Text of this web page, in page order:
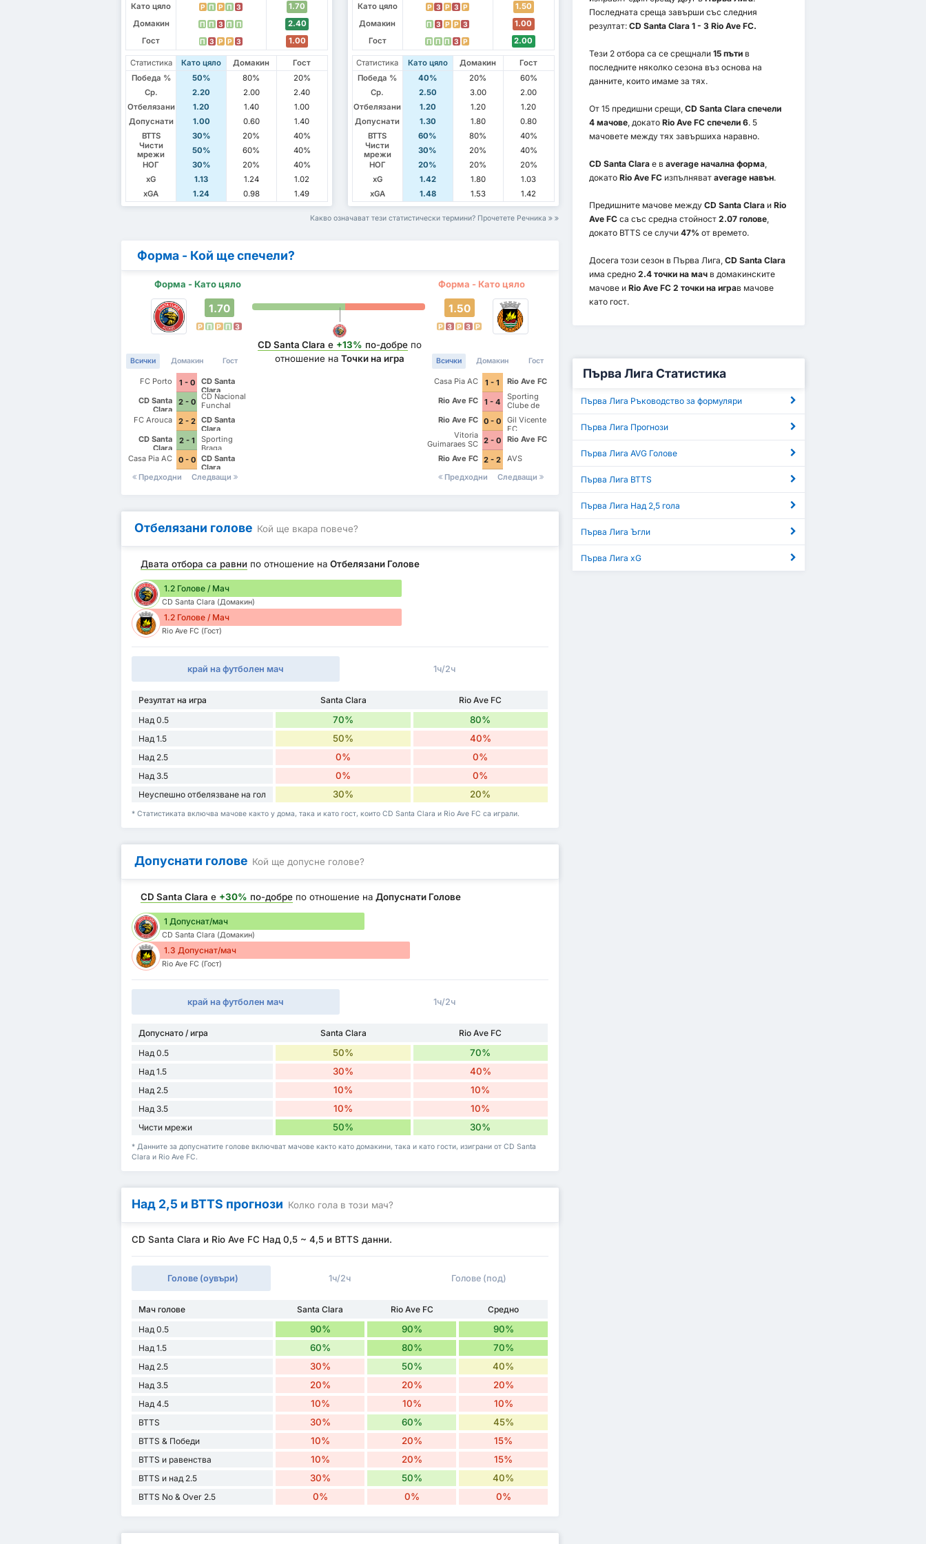
Като цяло
P П P П З
1.70
Домакин
П П З П П
2.40
Гост
П З P P З 1.00
Статистика Като цяло Домакин
Гост
Победа %
50% 80%
20%
Ср.
2.20 2.00
2.40
Отбелязани
1.20 1.40
1.00
Допуснати
1.00 0.60
1.40
BTTS
30% 20%
40%
Чисти
мрежи
50% 60%
40%
НОГ
30% 20%
40%
xG
1.13 1.24
1.02
xGA
1.24 0.98 1.49
Като цяло
P З P З P
1.50
Домакин
П З P P З
1.00
Гост
П П П З P 2.00
Статистика Като цяло Домакин
Гост
Победа %
40% 20%
60%
Ср.
2.50 3.00
2.00
Отбелязани
1.20 1.20
1.20
Допуснати
1.30 1.80
0.80
BTTS
60% 80%
40%
Чисти
мрежи
30% 20%
40%
НОГ
20% 20%
20%
xG
1.42 1.80
1.03
xGA
1.48 1.53 1.42
Какво означават тези статистически термини? Прочетете Речника
Форма - Кой ще спечели?
Форма - Като цяло Форма - Като цяло
1.70
P П P П З
Всички Домакин Гост
FC Porto 1 - 0
CD Santa
Clara
CD Santa
Clara
2 - 0
CD Nacional
Funchal
FC Arouca
2 - 2
CD Santa
Clara
CD Santa
Clara
2 - 1
Sporting
Braga
Casa Pia AC
0 - 0
CD Santa
Clara
Предходни
Следващи
CD Santa Clara е +13% по-добрепо
отношение на Точки на игра
1.50
P З P З P
Всички Домакин Гост
Casa Pia AC 1 - 1
Rio Ave FC
Rio Ave FC
1 - 4
Sporting
Clube de
Portugal
Rio Ave FC 0 - 0
Gil Vicente
FC
Vitoria
Guimaraes SC 2 - 0
Rio Ave FC
Rio Ave FC 2 - 2
AVS
Предходни
Следващи
Отбелязани голове Кой ще вкара повече?
Двата отбора са равни по отношение наОтбелязани Голове
1.2 Голове / Мач
CD Santa Clara (Домакин)
1.2 Голове / Мач
Rio Ave FC (Гост)
край на футболен мач 1ч/2ч
Резултат на игра Santa Clara
Rio Ave FC
Над 0.5
70% 80%
Над 1.5 50% 40%
Над 2.5 0% 0%
Над 3.5 0% 0%
Неуспешно отбелязване на гол 30% 20%
* Статистиката включва мачове както у дома, така и като гост, които CD Santa Clara и Rio Ave FC са играли.
Допуснати голове Кой ще допусне голове?
CD Santa Clara е +30% по-добре по отношение наДопуснати Голове
1 Допуснат/мач
CD Santa Clara (Домакин)
1.3 Допуснат/мач
Rio Ave FC (Гост)
край на футболен мач 1ч/2ч
Допуснато / игра Santa Clara
Rio Ave FC
Над 0.5
50% 70%
Над 1.5 30% 40%
Над 2.5 10% 10%
Над 3.5 10% 10%
Чисти мрежи 50% 30%
* Данните за допуснатите голове включват мачове както като домакини, така и като гости, изиграни от CD Santa
Clara и Rio Ave FC.
Над 2,5 и BTTS прогнози Колко гола в този мач?
CD Santa Clara и Rio Ave FC Над 0,5 ~ 4,5 и BTTS данни.
Голове (оувъри) 1ч/2ч Голове (под)
Мач голове Santa Clara Rio Ave FC
Средно
Над 0.5
90% 90% 90%
Над 1.5 60% 80% 70%
Над 2.5 30% 50% 40%
Над 3.5 20% 20% 20%
Над 4.5 10% 10% 10%
BTTS 30% 60% 45%
BTTS & Победи 10% 20% 15%
BTTS и равенства 10% 20% 15%
BTTS и над 2.5 30% 50% 40%
BTTS No & Over 2.5 0% 0% 0%
Последната среща завърши със следния
резултат: CD Santa Clara 1 - 3 Rio Ave FC.
Тези 2 отбора са се срещнали 15 пътив
последните няколко сезона въз основа на
данните, които имаме за тях.
От 15 предишни срещи, CD Santa Clara спечели
4 мачове, докато Rio Ave FC спечели 6. 5
мачовете между тях завършиха наравно.
CD Santa Claraе в average начална форма,
докато Rio Ave FCизпълняват average навън.
Предишните мачове между CD Santa Claraи Rio
Ave FCса със средна стойност 2.07 голове,
докато BTTS се случи 47% от времето.
Досега този сезон в Първа Лига, CD Santa Clara
има средно 2.4 точки на мачв домакинските
мачове и Rio Ave FC 2 точки на играв мачове
като гост.
Първа Лига Статистика
Първа Лига Ръководство за формуляри
Първа Лига Прогнози
Първа Лига AVG Голове
Първа Лига BTTS
Първа Лига Над 2,5 гола
Първа Лига Ъгли
Първа Лига xG